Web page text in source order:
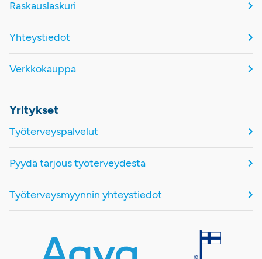
Raskauslaskuri
Yhteystiedot
Verkkokauppa
Yritykset
Työterveyspalvelut
Pyydä tarjous työterveydestä
Työterveysmyynnin yhteystiedot